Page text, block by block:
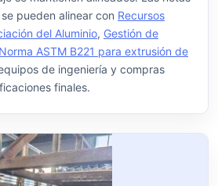
pueden alinear con Recursos
del Aluminio, Gestión de
Norma ASTM B221 para extrusión de
de ingeniería y compras
finales.